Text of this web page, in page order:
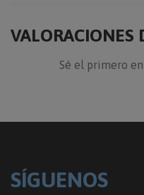
VALORACIONES
Sé el primero
SÍGUENOS